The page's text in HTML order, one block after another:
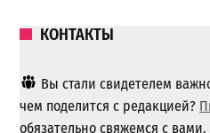
КОНТАКТЫ
Вы стали свидетелем
чем поделится с редакцией?
обязательно свяжемся с вами.